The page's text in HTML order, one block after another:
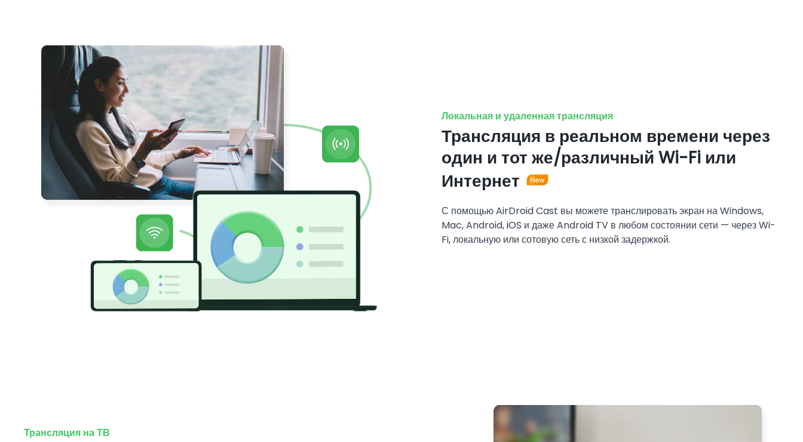
Локальная и удаленная трансляция
Трансляция в реальном времени через
один и тот же/различный Wi-Fi или
Интернет
С помощью AirDroid Cast вы можете транслировать экран на Windows,
Mac, Android, iOS и даже Android TV в любом состоянии сети — через Wi-
Fi, локальную или сотовую сеть с низкой задержкой.
Трансляция на ТВ